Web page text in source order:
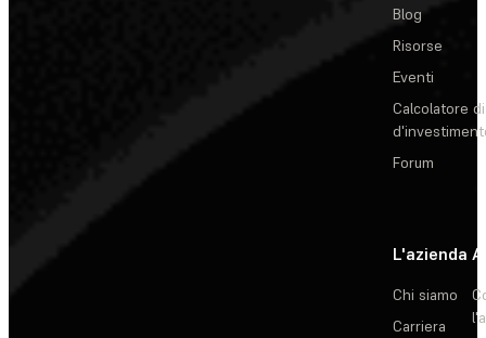
Blog
Risorse
Eventi
Calcolatore
Forum
L'azienda
Chi siamo
Carriera